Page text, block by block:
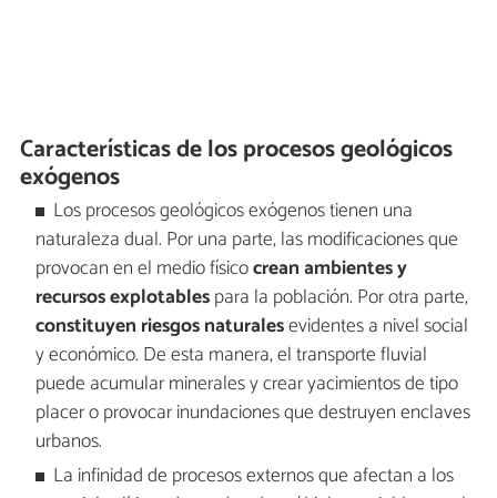
Características de los procesos geológicos
exógenos
Los procesos geológicos exógenos tienen una
naturaleza dual. Por una parte, las modificaciones que
provocan en el medio físicocreanambientes y
recursos explotablespara la población. Por otra parte,
constituyen riesgos naturalesevidentes a nivel social
y económico. De esta manera, el transporte fluvial
puede acumular minerales y crear yacimientos de tipo
placer o provocar inundaciones que destruyen enclaves
urbanos.
La infinidad de procesos externos que afectan a los